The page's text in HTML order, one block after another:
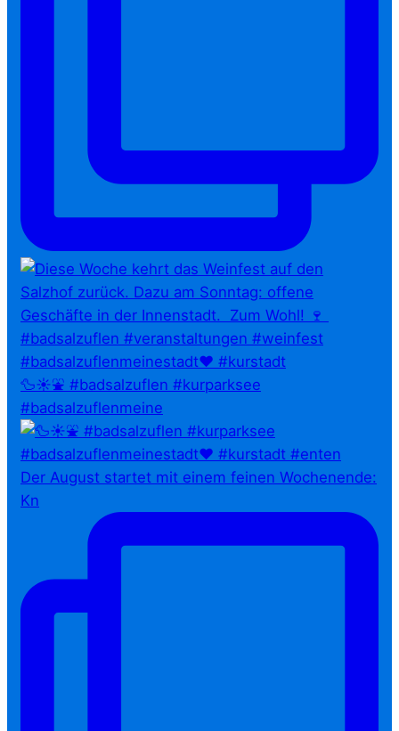
🦆☀️⛲ #badsalzuflen #kurparksee
#badsalzuflenmeine
Der August startet mit einem feinen Wochenende:
Kn